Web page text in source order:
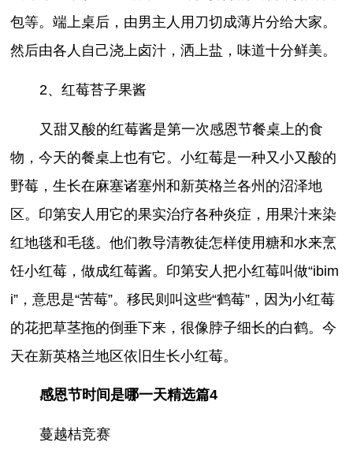
包等。端上桌后，由男主人用刀切成薄片分给大家。
然后由各人自己浇上卤汁，洒上盐，味道十分鲜美。
2、红莓苔子果酱
又甜又酸的红莓酱是第一次感恩节餐桌上的食
物，今天的餐桌上也有它。小红莓是一种又小又酸的
野莓，生长在麻塞诸塞州和新英格兰各州的沼泽地
区。印第安人用它的果实治疗各种炎症，用果汁来染
红地毯和毛毯。他们教导清教徒怎样使用糖和水来烹
饪小红莓，做成红莓酱。印第安人把小红莓叫做“ibim
i”，意思是“苦莓”。移民则叫这些“鹤莓”，因为小红莓
的花把草茎拖的倒垂下来，很像脖子细长的白鹤。今
天在新英格兰地区依旧生长小红莓。
感恩节时间是哪一天精选篇4
蔓越桔竞赛